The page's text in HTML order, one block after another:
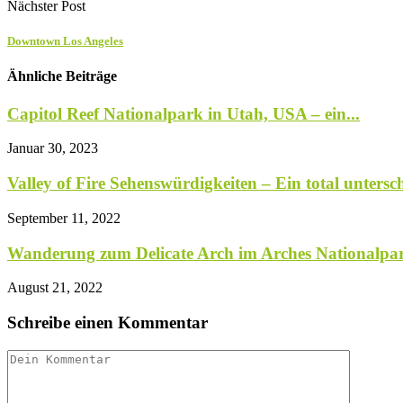
Nächster Post
Downtown Los Angeles
Ähnliche Beiträge
Capitol Reef Nationalpark in Utah, USA – ein...
Januar 30, 2023
Valley of Fire Sehenswürdigkeiten – Ein total
September 11, 2022
Wanderung zum Delicate Arch im Arches
August 21, 2022
Schreibe einen Kommentar